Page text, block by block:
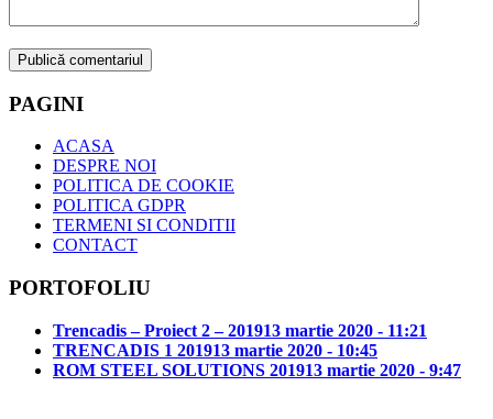
PAGINI
ACASA
DESPRE NOI
POLITICA DE COOKIE
POLITICA GDPR
TERMENI SI CONDITII
CONTACT
PORTOFOLIU
Trencadis – Proiect 2 – 201913 martie 2020 - 11:21
TRENCADIS 1 201913 martie 2020 - 10:45
ROM STEEL SOLUTIONS 201913 martie 2020 - 9:47